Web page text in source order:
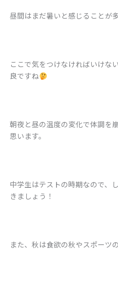
昼間はまだ暑いと感じることが
ここで気をつけなければいけな
良ですね
朝夜と昼の温度の変化で体調を
思います。
中学生はテストの時期なので、
きましょう！
また、秋は食欲の秋やスポーツ